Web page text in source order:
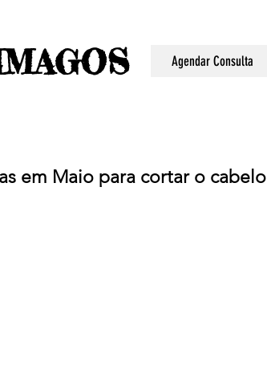
S Agendar Consulta
em Maio para cortar o cabelo